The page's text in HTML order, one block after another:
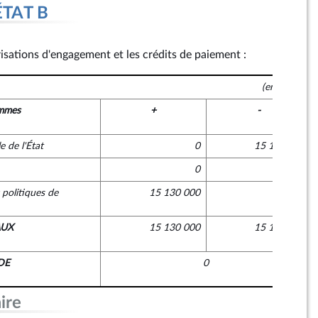
de la République
de la République
B
d'engagement et les crédits de paiement :
(en euros)
+ -
de l'État 0 15 130 000
0
politiques de
15 130 000
15 130 000 15 130 000
0